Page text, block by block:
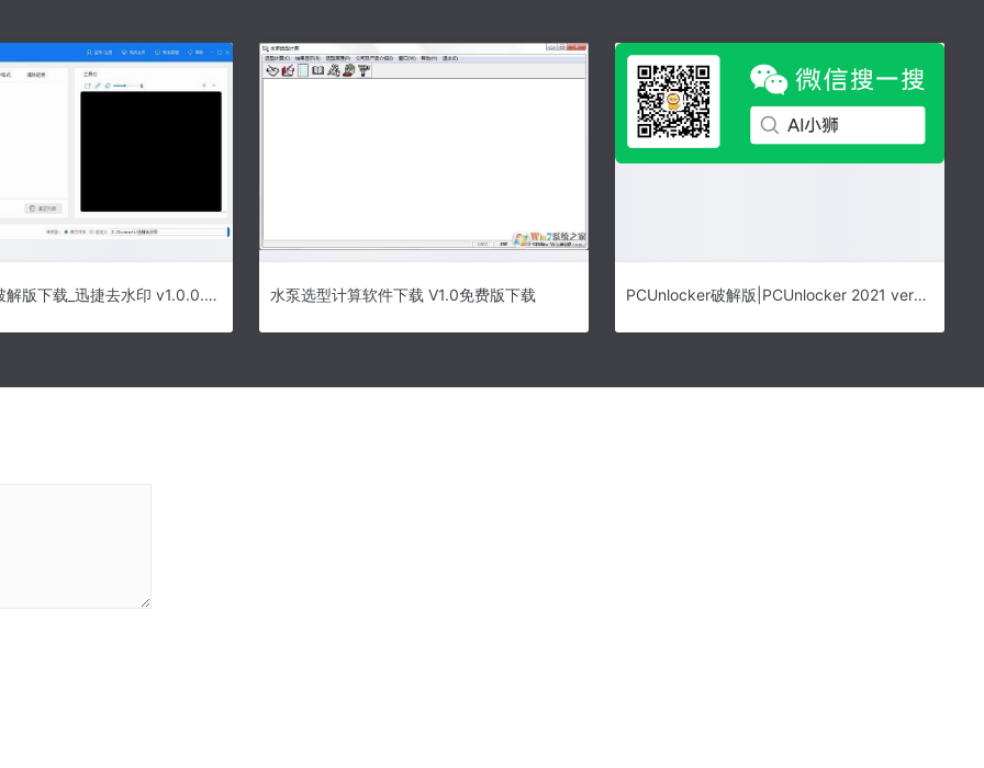
迅捷去水印破解版下载_迅捷去水印 v1.0.0.0 最新版 水泵选型计算软件下载 V1.0免费版下载 PCUnlocker破解版|PCUnlocker 2021 version 5.6 Enterpise Edition破解版